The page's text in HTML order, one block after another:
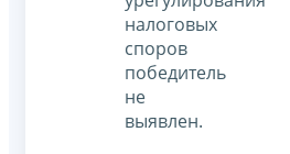
налоговых
споров
победитель
не
выявлен.